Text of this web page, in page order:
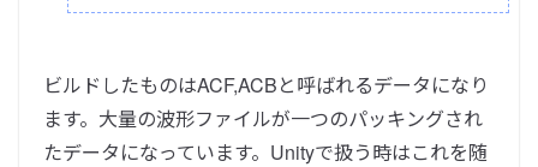
ビルドしたものはACF,ACBと呼ばれるデータになり
ます。大量の波形ファイルが一つのパッキングされ
たデータになっています。Unityで扱う時はこれを随